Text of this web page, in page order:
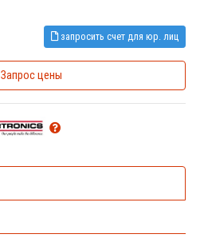
запросить счет для юр. лиц
Запрос цены